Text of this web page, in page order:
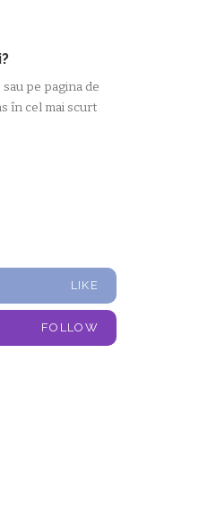
pe pagina de
în cel mai scurt
LIKE
FOLLOW